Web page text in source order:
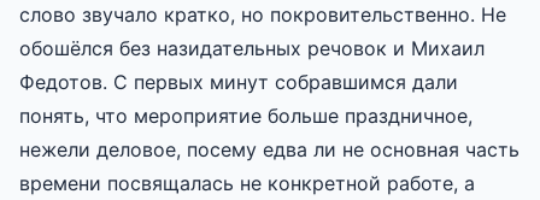
слово звучало кратко, но покровительственно. Не
обошёлся без назидательных речовок и Михаил
Федотов. С первых минут собравшимся дали
понять, что мероприятие больше праздничное,
нежели деловое, посему едва ли не основная часть
времени посвящалась не конкретной работе, а